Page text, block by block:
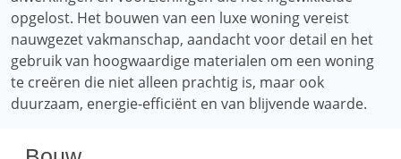
opgelost. Het bouwen van een luxe woning vereist
nauwgezet vakmanschap, aandacht voor detail en het
gebruik van hoogwaardige materialen om een ​​woning
te creëren die niet alleen prachtig is, maar ook
duurzaam, energie-efficiënt en van blijvende waarde.